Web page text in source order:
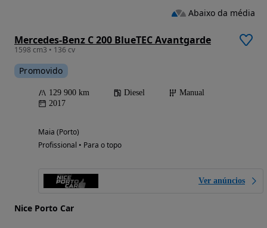
Mercedes-Benz C 200 BlueTEC Avantgarde
1598 cm3 • 136 cv
Promovido
129 900 km Diesel
Manual
2017
Maia (Porto)
Profissional • Para o topo
Ver anúncios
Nice Porto Car
Abaixo da média